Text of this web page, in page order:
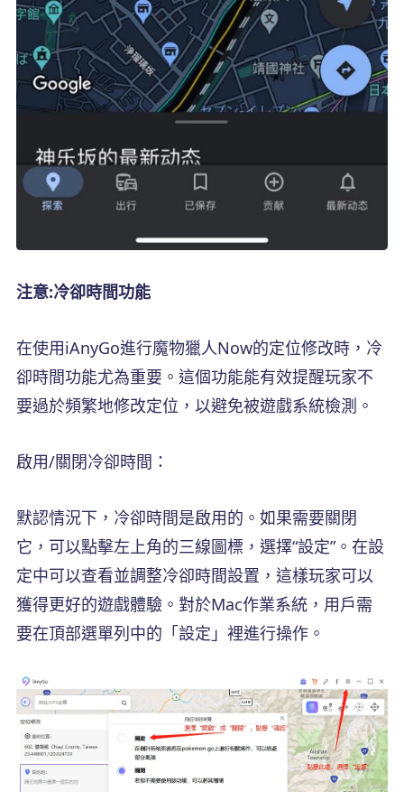
注意:冷卻時間功能
在使用iAnyGo進行魔物獵人Now的定位修改時，冷
卻時間功能尤為重要。這個功能能有效提醒玩家不
要過於頻繁地修改定位，以避免被遊戲系統檢測。
啟用/關閉冷卻時間：
默認情況下，冷卻時間是啟用的。如果需要關閉
它，可以點擊左上角的三線圖標，選擇“設定”。在設
定中可以查看並調整冷卻時間設置，這樣玩家可以
獲得更好的遊戲體驗。對於Mac作業系統，用戶需
要在頂部選單列中的「設定」裡進行操作。